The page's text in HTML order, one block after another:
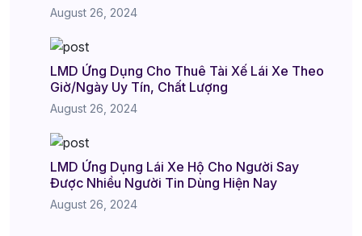
August 26, 2024
LMD Ứng Dụng Cho Thuê Tài Xế Lái Xe Theo
Giờ/Ngày Uy Tín, Chất Lượng
August 26, 2024
LMD Ứng Dụng Lái Xe Hộ Cho Người Say
Được Nhiều Người Tin Dùng Hiện Nay
August 26, 2024